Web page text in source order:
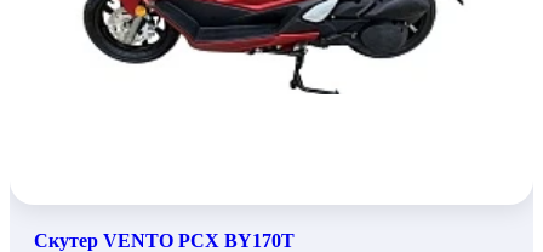
Скутер VENTO PCX BY170T